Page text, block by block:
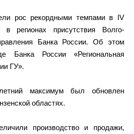
рос рекордными темпами в IV
в регионах присутствия Волго-
Банка России. Об этом
Банка России «Региональная
ГУ».
максимум был обновлен
областях.
производство и продажи,